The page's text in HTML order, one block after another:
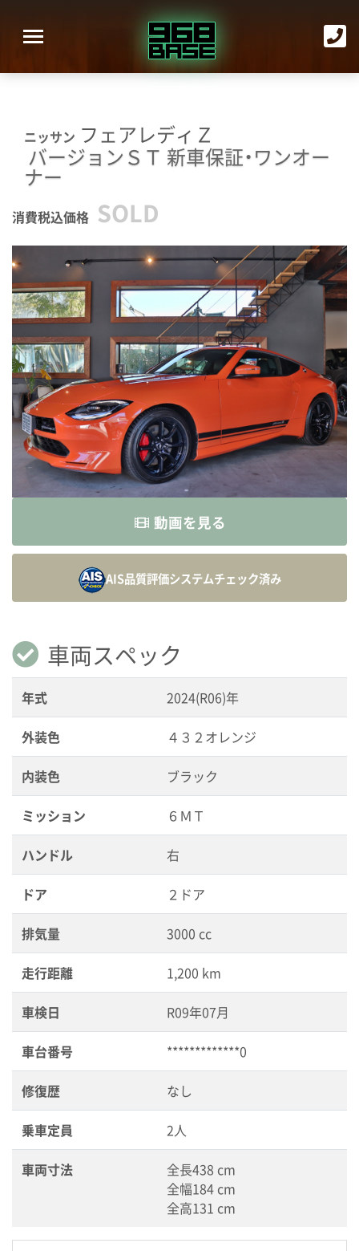
ニッサン フェアレディＺ
バージョンＳＴ 新車保証・ワンオー
ナー
消費税込価格 SOLD
動画を見る
AIS品質評価システムチェック済み
車両スペック
年式 2024(R06)年
外装色 ４３２オレンジ
内装色 ブラック
ミッション ６ＭＴ
ハンドル 右
ドア ２ドア
排気量 3000 cc
走行距離 1,200 km
車検日 R09年07月
車台番号 *************0
修復歴 なし
乗車定員 2人
車両寸法
全長438 cm
全幅184 cm
全高131 cm